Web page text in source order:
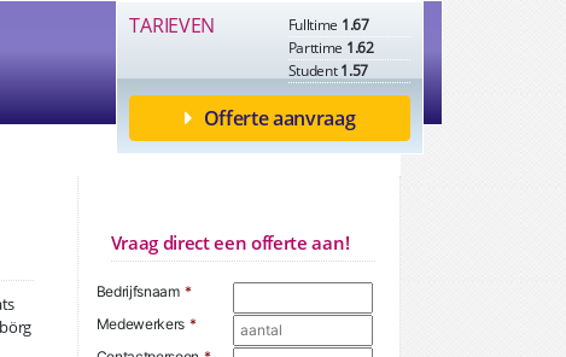
TARIEVEN Fulltime 1.67
Parttime 1.62
Student1.57
Offerte aanvraag
Vraag direct een offerte aan!
Bedrijfsnaam *
Medewerkers *